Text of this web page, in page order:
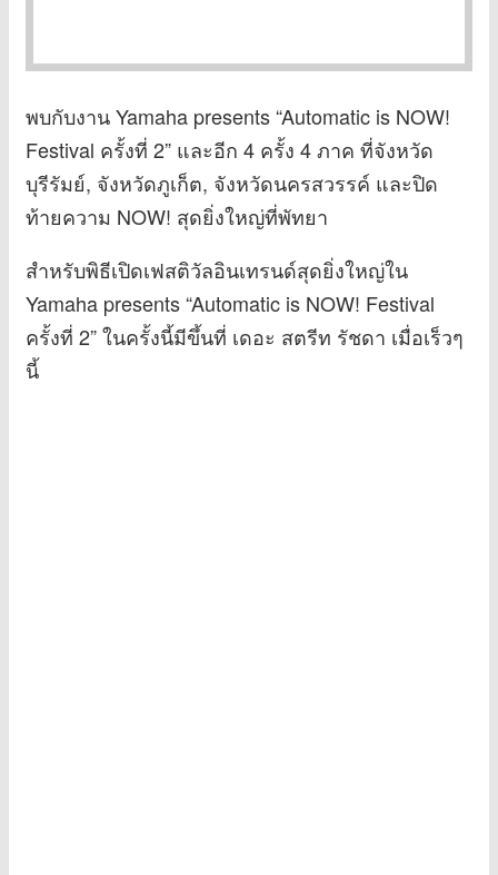
พบกับงาน Yamaha presents “Automatic is NOW!
Festival ครั้งที่ 2” และอีก 4 ครั้ง 4 ภาค ที่จังหวัด
บุรีรัมย์, จังหวัดภูเก็ต, จังหวัดนครสวรรค์ และปิด
ท้ายความ NOW! สุดยิ่งใหญ่ที่พัทยา
สำหรับพิธีเปิดเฟสติวัลอินเทรนด์สุดยิ่งใหญ่ใน
Yamaha presents “Automatic is NOW! Festival
ครั้งที่ 2” ในครั้งนี้มีขึ้นที่ เดอะ สตรีท รัชดา เมื่อเร็วๆ
นี้